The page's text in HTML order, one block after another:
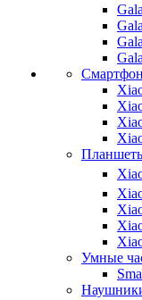
Умные